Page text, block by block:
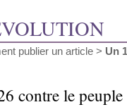
publier un article > Un
contre le